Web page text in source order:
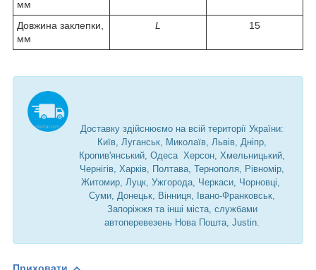
мм
Довжина заклепки,
мм
L 15
Доставку здійснюємо на всій території України:
Київ, Луганськ, Миколаїв, Львів, Дніпр,
Кропив'янський, Одеса Херсон, Хмельницький,
Чернігів, Харків, Полтава, Тернополя, Рівномір,
Житомир, Луцк, Ужгорода, Черкаси, Чорновці,
Суми, Донецьк, Вінниця, Івано-Франковськ,
Запоріжжя та інші міста, службами
автоперевезень Нова Пошта, Justin.